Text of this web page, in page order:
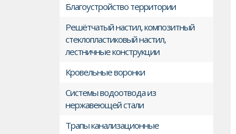
Благоустройство территории
Решётчатый настил, композитный
стеклопластиковый настил,
лестничные конструкции
Кровельные воронки
Cистемы водоотвода из
нержавеющей стали
Трапы канализационные